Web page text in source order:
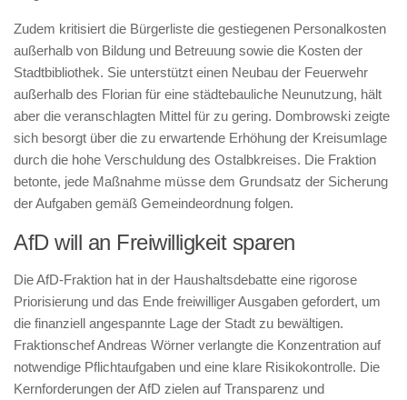
Zudem kritisiert die Bürgerliste die gestiegenen Personalkosten
außerhalb von Bildung und Betreuung sowie die Kosten der
Stadtbibliothek. Sie unterstützt einen Neubau der Feuerwehr
außerhalb des Florian für eine städtebauliche Neunutzung, hält
aber die veranschlagten Mittel für zu gering. Dombrowski zeigte
sich besorgt über die zu erwartende Erhöhung der Kreisumlage
durch die hohe Verschuldung des Ostalbkreises. Die Fraktion
betonte, jede Maßnahme müsse dem Grundsatz der Sicherung
der Aufgaben gemäß Gemeindeordnung folgen.
AfD will an Freiwilligkeit sparen
Die AfD-Fraktion hat in der Haushaltsdebatte eine rigorose
Priorisierung und das Ende freiwilliger Ausgaben gefordert, um
die finanziell angespannte Lage der Stadt zu bewältigen.
Fraktionschef Andreas Wörner verlangte die Konzentration auf
notwendige Pflichtaufgaben und eine klare Risikokontrolle. Die
Kernforderungen der AfD zielen auf Transparenz und